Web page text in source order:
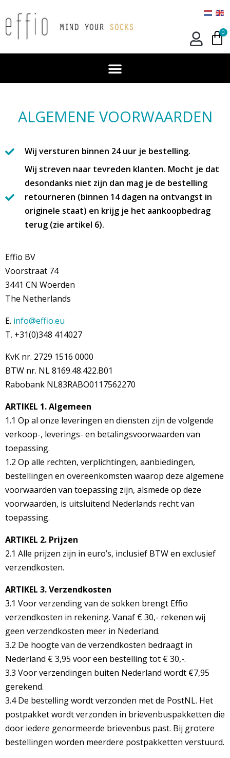
0
ALGEMENE VOORWAARDEN
Wij versturen binnen 24 uur je bestelling.
Wij streven naar tevreden klanten. Mocht je dat
desondanks niet zijn dan mag je de bestelling
retourneren (binnen 14 dagen na ontvangst in
originele staat) en krijg je het aankoopbedrag
terug (zie artikel 6).
Effio BV
Voorstraat 74
3441 CN Woerden
The Netherlands
E. info@effio.eu
T. +31(0)348 414027
KvK nr. 2729 1516 0000
BTW nr. NL 8169.48.422.B01
Rabobank NL83RABO0117562270
ARTIKEL 1. Algemeen
1.1 Op al onze leveringen en diensten zijn de volgende
verkoop-, leverings- en betalingsvoorwaarden van
toepassing.
1.2 Op alle rechten, verplichtingen, aanbiedingen,
bestellingen en overeenkomsten waarop deze algemene
voorwaarden van toepassing zijn, alsmede op deze
voorwaarden, is uitsluitend Nederlands recht van
toepassing.
ARTIKEL 2. Prijzen
2.1 Alle prijzen zijn in euro’s, inclusief BTW en exclusief
verzendkosten.
ARTIKEL 3. Verzendkosten
3.1 Voor verzending van de sokken brengt Effio
verzendkosten in rekening. Vanaf € 30,- rekenen wij
geen verzendkosten meer in Nederland.
3.2 De hoogte van de verzendkosten bedraagt in
Nederland € 3,95 voor een bestelling tot € 30,-.
3.3 Voor verzendingen buiten Nederland wordt €7,95
gerekend.
3.4 De bestelling wordt verzonden met de PostNL. Het
postpakket wordt verzonden in brievenbuspakketten die
door iedere genormeerde brievenbus past. Bij grotere
bestellingen worden meerdere postpakketten verstuurd.